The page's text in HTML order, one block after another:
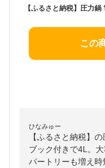
この
ひなみゅー
【ふるさと納税】
ブック付きで4L。
パートリーも増え